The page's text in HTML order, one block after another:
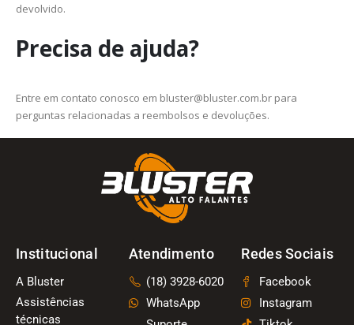
devolvido.
Precisa de ajuda?
Entre em contato conosco em bluster@bluster.com.br para
perguntas relacionadas a reembolsos e devoluções.
Institucional
A Bluster
Assistências
técnicas
Atendimento
(18) 3928-6020
WhatsApp
Redes Sociais
Facebook
Instagram